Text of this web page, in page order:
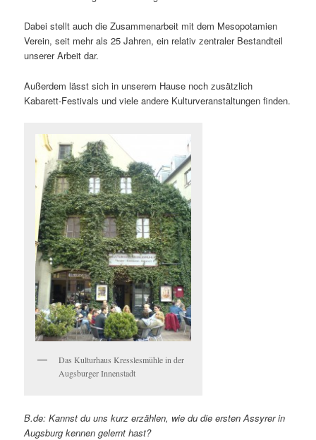
Dabei stellt auch die Zusammenarbeit mit dem Mesopotamien
Verein, seit mehr als 25 Jahren, ein relativ zentraler Bestandteil
unserer Arbeit dar.
Außerdem lässt sich in unserem Hause noch zusätzlich
Kabarett-Festivals und viele andere Kulturveranstaltungen finden.
Das Kulturhaus Kresslesmühle in der
Augsburger Innenstadt
B.de: Kannst du uns kurz erzählen, wie du die ersten Assyrer in
Augsburg kennen gelernt hast?